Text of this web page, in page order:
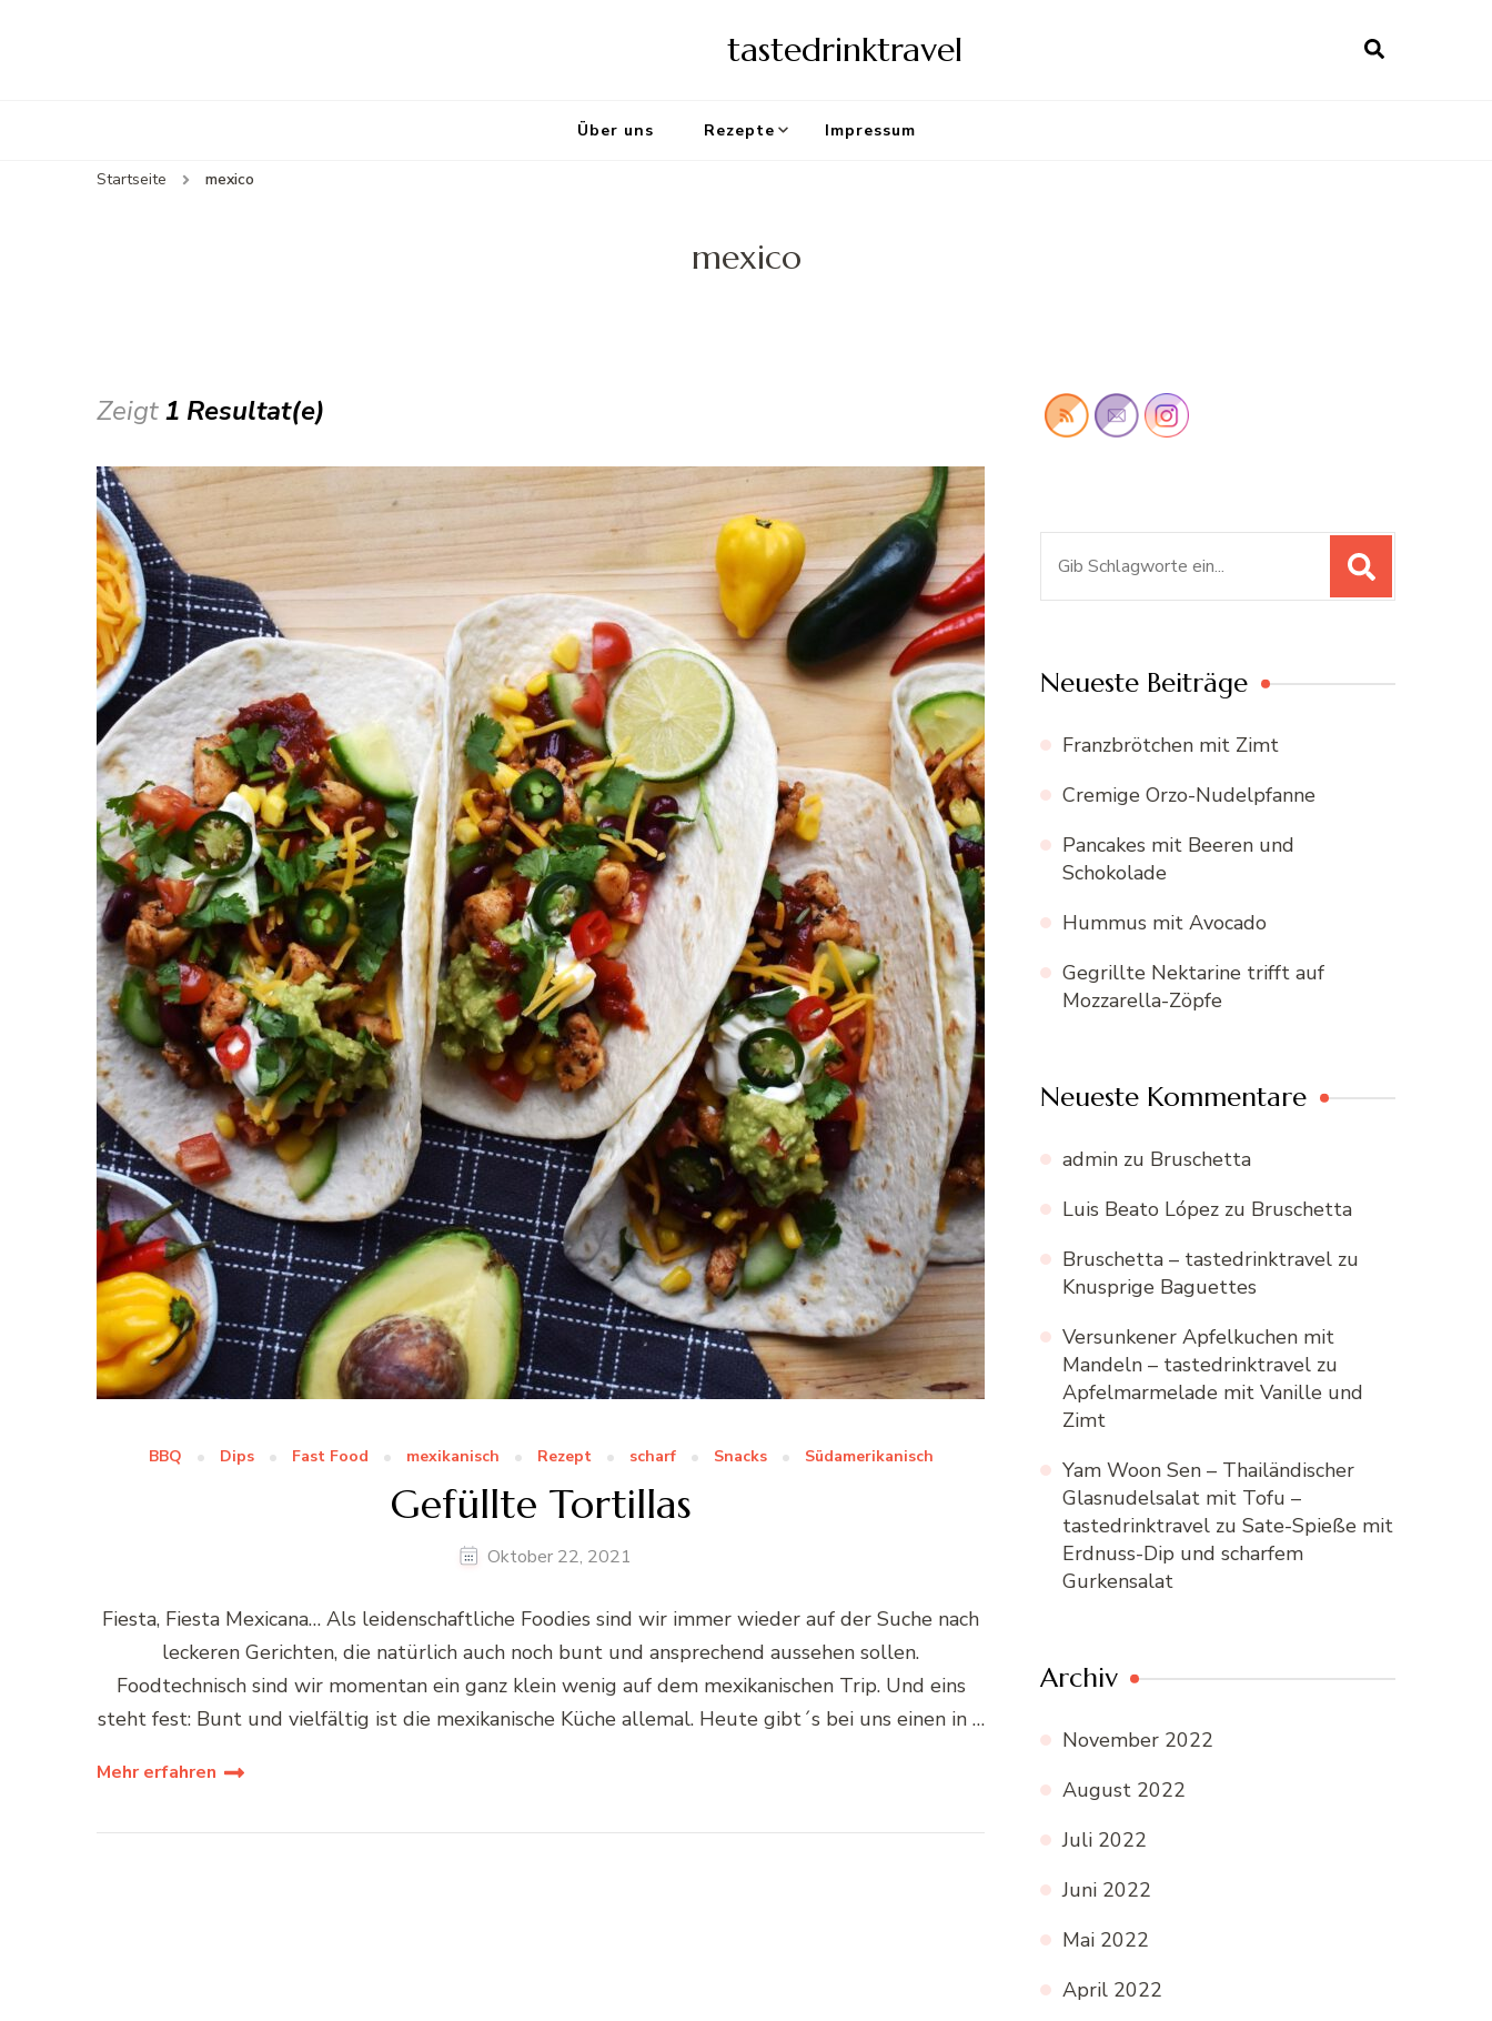
tastedrinktravel
Über uns Rezepte Impressum
Startseite mexico
mexico
Zeigt1 Resultat(e)
BBQ Dips Fast Food mexikanisch Rezept scharf Snacks Südamerikanisch
Gefüllte Tortillas
Oktober 22, 2021
Fiesta, Fiesta Mexicana… Als leidenschaftliche Foodies sind wir immer wieder auf der Suche nach
leckeren Gerichten, die natürlich auch noch bunt und ansprechend aussehen sollen.
Foodtechnisch sind wir momentan ein ganz klein wenig auf dem mexikanischen Trip. Und eins
steht fest: Bunt und vielfältig ist die mexikanische Küche allemal. Heute gibt´s bei uns einen in …
Mehr erfahren
Neueste Beiträge
Franzbrötchen mit Zimt
Cremige Orzo-Nudelpfanne
Pancakes mit Beeren und
Schokolade
Hummus mit Avocado
Gegrillte Nektarine trifft auf
Mozzarella-Zöpfe
Neueste Kommentare
admin zu Bruschetta
Luis Beato López zu Bruschetta
Bruschetta – tastedrinktravel zu
Knusprige Baguettes
Versunkener Apfelkuchen mit
Mandeln – tastedrinktravel zu
Apfelmarmelade mit Vanille und
Zimt
Yam Woon Sen – Thailändischer
Glasnudelsalat mit Tofu –
tastedrinktravel zu Sate-Spieße mit
Erdnuss-Dip und scharfem
Gurkensalat
Archiv
November 2022
August 2022
Juli 2022
Juni 2022
Mai 2022
April 2022